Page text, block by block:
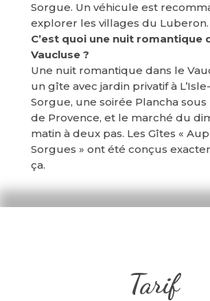
Sorgue. Un véhicule est
explorer les villages du Luberon.
C’est quoi une nuit romantique
Vaucluse ?
Une nuit romantique dans le
un gîte avec jardin privatif à
Sorgue, une soirée Plancha sous
de Provence, et le marché du
matin à deux pas. Les Gîtes «
Sorgues » ont été conçus
ça.
Tarif